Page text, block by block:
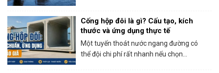
Cống hộp đôi là gì? Cấu tạo, kích
thước và ứng dụng thực tế
Một tuyến thoát nước ngang đường có
thể đội chi phí rất nhanh nếu chọn...